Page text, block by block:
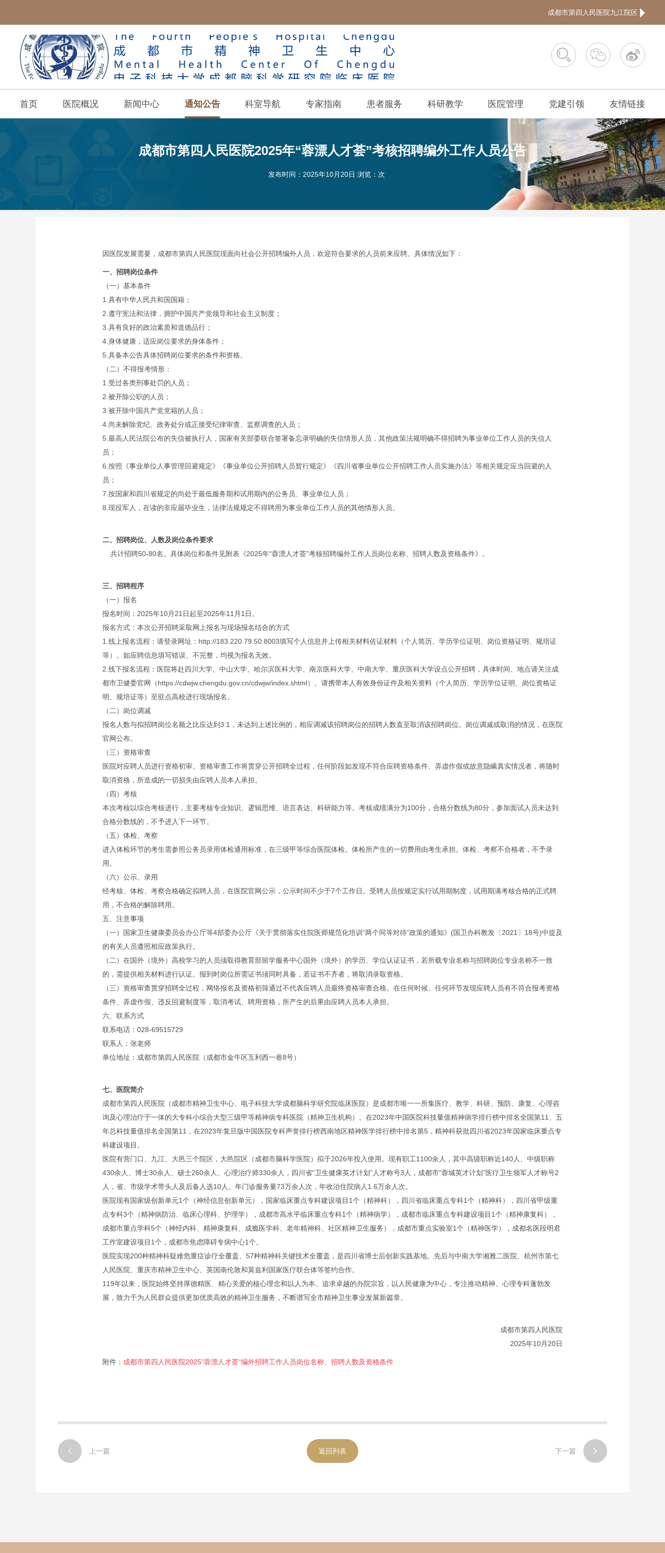
成都市第四人民医院九江院区



首页 医院概况 新闻中心 通知公告 科室导航 专家指南 患者服务 科研教学 医院管理 党建引领 友情链接
成都市第四人民医院2025年“蓉漂人才荟”考核招聘编外工作人员公告
发布时间：2025年10月20日 浏览： 次
因医院发展需要，成都市第四人民医院现面向社会公开招聘编外人员，欢迎符合要求的人员前来应聘。具体情况如下：
一、招聘岗位条件
（一）基本条件
1.具有中华人民共和国国籍；
2.遵守宪法和法律，拥护中国共产党领导和社会主义制度；
3.具有良好的政治素质和道德品行；
4.身体健康，适应岗位要求的身体条件；
5.具备本公告具体招聘岗位要求的条件和资格。
（二）不得报考情形：
1.受过各类刑事处罚的人员；
2.被开除公职的人员；
3.被开除中国共产党党籍的人员；
4.尚未解除党纪、政务处分或正接受纪律审查、监察调查的人员；
5.最高人民法院公布的失信被执行人，国家有关部委联合签署备忘录明确的失信情形人员，其他政策法规明确不得招聘为事业单位工作人员的失信人
员；
6.按照《事业单位人事管理回避规定》《事业单位公开招聘人员暂行规定》《四川省事业单位公开招聘工作人员实施办法》等相关规定应当回避的人
员；
7.按国家和四川省规定的尚处于最低服务期和试用期内的公务员、事业单位人员；
8.现役军人，在读的非应届毕业生，法律法规规定不得聘用为事业单位工作人员的其他情形人员。
二、招聘岗位、人数及岗位条件要求
共计招聘50-80名。具体岗位和条件见附表《2025年“蓉漂人才荟”考核招聘编外工作人员岗位名称、招聘人数及资格条件》。
三、招聘程序
（一）报名
报名时间：2025年10月21日起至2025年11月1日。
报名方式：本次公开招聘采取网上报名与现场报名结合的方式
1.线上报名流程：请登录网址：http://183.220.79.50:8003填写个人信息并上传相关材料佐证材料（个人简历、学历学位证明、岗位资格证明、规培证
等）。如应聘信息填写错误、不完整，均视为报名无效。
2.线下报名流程：医院将赴四川大学、中山大学、哈尔滨医科大学、南京医科大学、中南大学、重庆医科大学设点公开招聘，具体时间、地点请关注成
都市卫健委官网（https://cdwjw.chengdu.gov.cn/cdwjw/index.shtml）。请携带本人有效身份证件及相关资料（个人简历、学历学位证明、岗位资格证
明、规培证等）至驻点高校进行现场报名。
（二）岗位调减
报名人数与拟招聘岗位名额之比应达到3:1，未达到上述比例的，相应调减该招聘岗位的招聘人数直至取消该招聘岗位。岗位调减或取消的情况，在医院
官网公布。
（三）资格审查
医院对应聘人员进行资格初审。资格审查工作将贯穿公开招聘全过程，任何阶段如发现不符合应聘资格条件、弄虚作假或故意隐瞒真实情况者，将随时
取消资格，所造成的一切损失由应聘人员本人承担。
（四）考核
本次考核以综合考核进行，主要考核专业知识、逻辑思维、语言表达、科研能力等。考核成绩满分为100分，合格分数线为80分，参加面试人员未达到
合格分数线的，不予进入下一环节。
（五）体检、考察
进入体检环节的考生需参照公务员录用体检通用标准，在三级甲等综合医院体检。体检所产生的一切费用由考生承担。体检、考察不合格者，不予录
用。
（六）公示、录用
经考核、体检、考察合格确定拟聘人员，在医院官网公示，公示时间不少于7个工作日。受聘人员按规定实行试用期制度，试用期满考核合格的正式聘
用，不合格的解除聘用。
五、注意事项
（一）国家卫生健康委员会办公厅等4部委办公厅《关于贯彻落实住院医师规范化培训“两个同等对待”政策的通知》(国卫办科教发〔2021〕18号)中提及
的有关人员遵照相应政策执行。
（二）在国外（境外）高校学习的人员须取得教育部留学服务中心国外（境外）的学历、学位认证证书，若所载专业名称与招聘岗位专业名称不一致
的，需提供相关材料进行认证。报到时岗位所需证书须同时具备，若证书不齐者，将取消录取资格。
（三）资格审查贯穿招聘全过程，网络报名及资格初筛通过不代表应聘人员最终资格审查合格。在任何时候、任何环节发现应聘人员有不符合报考资格
条件、弄虚作假、违反回避制度等，取消考试、聘用资格，所产生的后果由应聘人员本人承担。
六、联系方式
联系电话：028-69515729
联系人：张老师
单位地址：成都市第四人民医院（成都市金牛区互利西一巷8号）
七、医院简介
成都市第四人民医院（成都市精神卫生中心、电子科技大学成都脑科学研究院临床医院）是成都市唯一一所集医疗、教学、科研、预防、康复、心理咨
询及心理治疗于一体的大专科小综合大型三级甲等精神病专科医院（精神卫生机构）。在2023年中国医院科技量值精神病学排行榜中排名全国第11、五
年总科技量值排名全国第11，在2023年复旦版中国医院专科声誉排行榜西南地区精神医学排行榜中排名第5，精神科获批四川省2023年国家临床重点专
科建设项目。
医院有营门口、九江、大邑三个院区，大邑院区（成都市脑科学医院）拟于2026年投入使用。现有职工1100余人，其中高级职称近140人、中级职称
430余人、博士30余人、硕士260余人、心理治疗师330余人，四川省“卫生健康英才计划”人才称号3人，成都市“蓉城英才计划”医疗卫生领军人才称号2
人，省、市级学术带头人及后备人选10人。年门诊服务量73万余人次，年收治住院病人1.6万余人次。
医院现有国家级创新单元1个（神经信息创新单元），国家临床重点专科建设项目1个（精神科），四川省临床重点专科1个（精神科），四川省甲级重
点专科3个（精神病防治、临床心理科、护理学），成都市高水平临床重点专科1个（精神病学），成都市临床重点专科建设项目1个（精神康复科），
成都市重点学科5个（神经内科、精神康复科、成瘾医学科、老年精神科、社区精神卫生服务），成都市重点实验室1个（精神医学），成都名医段明君
工作室建设项目1个，成都市焦虑障碍专病中心1个。
医院实现200种精神科疑难危重症诊疗全覆盖、57种精神科关键技术全覆盖，是四川省博士后创新实践基地。先后与中南大学湘雅二医院、杭州市第七
人民医院、重庆市精神卫生中心、英国南伦敦和莫兹利国家医疗联合体等签约合作。
119年以来，医院始终坚持厚德精医、精心关爱的核心理念和以人为本、追求卓越的办院宗旨，以人民健康为中心，专注推动精神、心理专科蓬勃发
展，致力于为人民群众提供更加优质高效的精神卫生服务，不断谱写全市精神卫生事业发展新篇章。
成都市第四人民医院
2025年10月20日
附件： 成都市第四人民医院2025”蓉漂人才荟“编外招聘工作人员岗位名称、招聘人数及资格条件
 上一篇 
下一篇
返回列表